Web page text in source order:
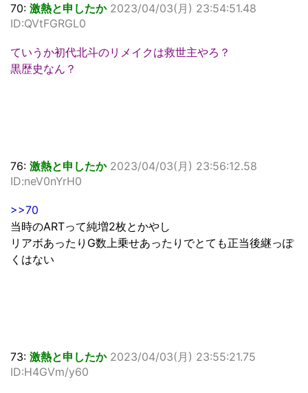
70: 激熱と申したか 2023/04/03(月) 23:54:51.48
ID:QVtFGRGL0
ていうか初代北斗のリメイクは救世主やろ？
黒歴史なん？
76: 激熱と申したか 2023/04/03(月) 23:56:12.58
ID:neV0nYrH0
>>70
当時のARTって純増2枚とかやし
リアボあったりG数上乗せあったりでとても正当後継っぽ
くはない
73: 激熱と申したか 2023/04/03(月) 23:55:21.75
ID:H4GVm/y60